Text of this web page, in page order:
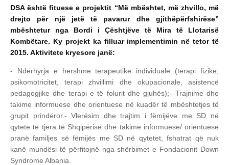
DSA është fituese e projektit “Më mbështet, më zhvillo, më
drejto për një jetë të pavarur dhe gjithëpërfshirëse”
mbështetur nga Bordi i Çështjëve të Mira të Llotarisë
Kombëtare. Ky projekt ka filluar implementimin në tetor të
2015. Aktivitete kryesore janë:
- Ndërhyrja e hershme terapeutike individuale (terapi fizike,
psikomotricitet, terapi zhvillimi dhe okupacionale, asistencë
pedagogjike dhe terapi e të folurit dhe gjuhës);- Trajnime dhe
takime informuese dhe orientuese në kuadër të mbështetjes të
grupit prindëror.- Vlerësim dhe trajtim i fëmijëve me SD në
qytete të tjera të Shqipërisë dhe takime informuese/ orientuese
pranë familjes së fëmijës me SD në qytetet, fshatrat që nuk
kanë mundësi të përfitojnë nga shërbimet e Fondacionit Down
Syndrome Albania.